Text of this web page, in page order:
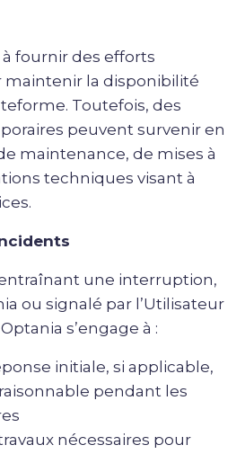
fournir des efforts
maintenir la disponibilité
Toutefois, des
peuvent survenir en
maintenance, de mises à
techniques visant à
une interruption,
ou signalé par l’Utilisateur
s’engage à :
initiale, si applicable,
pendant les
nécessaires pour